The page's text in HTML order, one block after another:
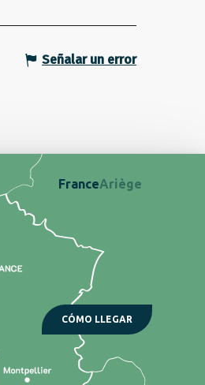
Señalar un error
CÓMO LLEGAR
FranceAriège